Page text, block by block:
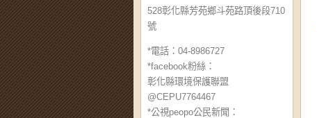
528彰化縣芳苑鄉斗苑路頂後段710
號
*電話：04-8986727
*facebook粉絲：
彰化縣環境保護聯盟
@CEPU7764467
*公視peopo公民新聞：